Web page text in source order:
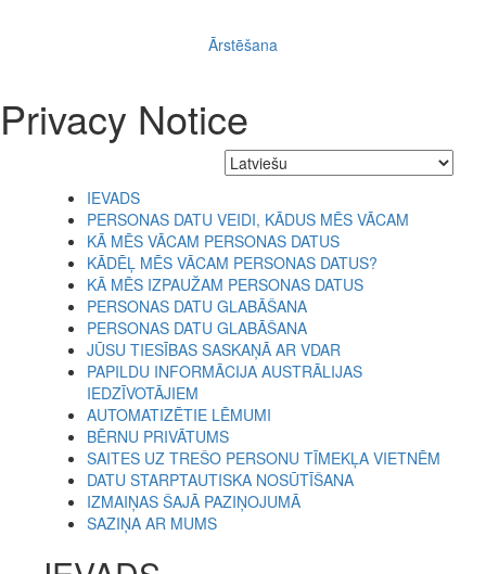
Ārstēšana
Privacy Notice
IEVADS
PERSONAS DATU VEIDI, KĀDUS MĒS VĀCAM
KĀ MĒS VĀCAM PERSONAS DATUS
KĀDĒĻ MĒS VĀCAM PERSONAS DATUS?
KĀ MĒS IZPAUŽAM PERSONAS DATUS
PERSONAS DATU GLABĀŠANA
PERSONAS DATU GLABĀŠANA
JŪSU TIESĪBAS SASKAŅĀ AR VDAR
PAPILDU INFORMĀCIJA AUSTRĀLIJAS
IEDZĪVOTĀJIEM
AUTOMATIZĒTIE LĒMUMI
BĒRNU PRIVĀTUMS
SAITES UZ TREŠO PERSONU TĪMEKĻA VIETNĒM
DATU STARPTAUTISKA NOSŪTĪŠANA
IZMAIŅAS ŠAJĀ PAZIŅOJUMĀ
SAZIŅA AR MUMS